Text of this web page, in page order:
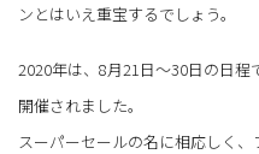
ンとはいえ重宝するでしょう。
2020年は、8月21日〜30日の日程
開催されました。
スーパーセールの名に相応しく